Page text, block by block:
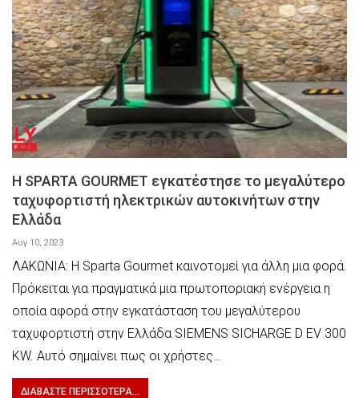
Η SPARTA GOURMET εγκατέστησε το μεγαλύτερο
ταχυφορτιστή ηλεκτρικών αυτοκινήτων στην
Ελλάδα
Αυγ 10, 2023
ΛΑΚΩΝΙΑ: Η Sparta Gourmet καινοτομεί για άλλη μια φορά.
Πρόκειται για πραγματικά μια πρωτοποριακή ενέργεια η
οποία αφορά στην εγκατάσταση του μεγαλύτερου
ταχυφορτιστή στην Ελλάδα SIEMENS SICHARGE D EV 300
KW. Αυτό σημαίνει πως οι χρήστες…
ΔΙΑΒΆΣΤΕ ΠΕΡΙΣΣΌΤΕΡΑ...